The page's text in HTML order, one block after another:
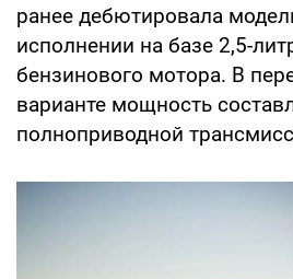
ранее дебютировала
исполнении на базе 2,5-
бензинового мотора. В
варианте мощность
полноприводной